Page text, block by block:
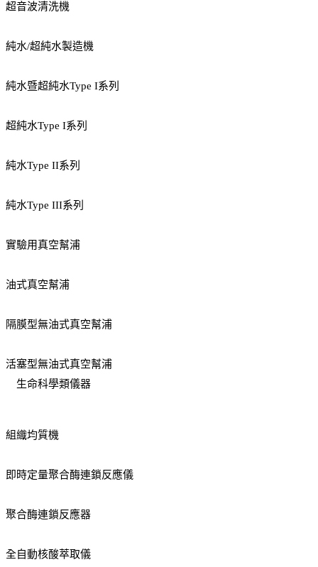
超音波清洗機
純水/超純水製造機
純水暨超純水Type I系列
超純水Type I系列
純水Type II系列
純水Type III系列
實驗用真空幫浦
油式真空幫浦
隔膜型無油式真空幫浦
活塞型無油式真空幫浦
生命科學類儀器
組織均質機
即時定量聚合酶連鎖反應儀
聚合酶連鎖反應器
全自動核酸萃取儀